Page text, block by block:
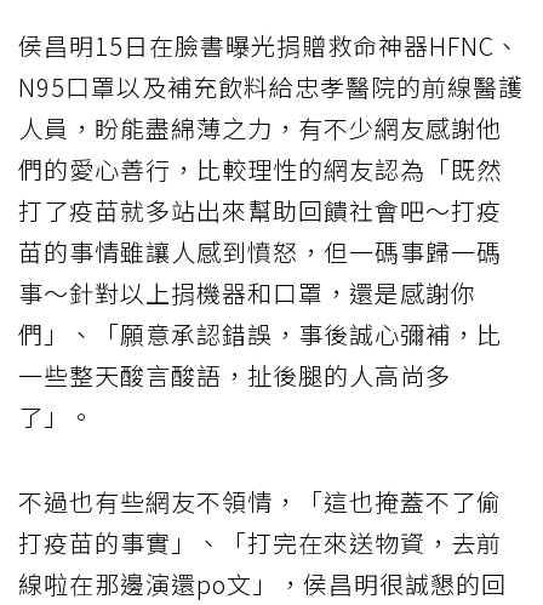
侯昌明15日在臉書曝光捐贈救命神器HFNC、
N95口罩以及補充飲料給忠孝醫院的前線醫護
人員，盼能盡綿薄之力，有不少網友感謝他
們的愛心善行，比較理性的網友認為「既然
打了疫苗就多站出來幫助回饋社會吧～打疫
苗的事情雖讓人感到憤怒，但一碼事歸一碼
事～針對以上捐機器和口罩，還是感謝你
們」、「願意承認錯誤，事後誠心彌補，比
一些整天酸言酸語，扯後腿的人高尚多
了」。
不過也有些網友不領情，「這也掩蓋不了偷
打疫苗的事實」、「打完在來送物資，去前
線啦在那邊演還po文」，侯昌明很誠懇的回